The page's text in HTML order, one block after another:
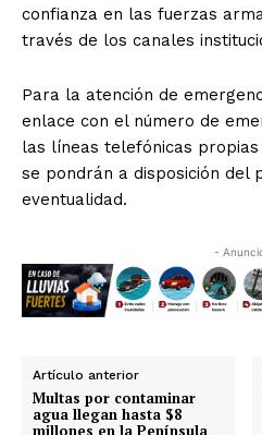
confianza en las fuerzas
través de los canales
Para la atención de
enlace con el número de
las líneas telefónicas
se pondrán a disposición del
eventualidad.
-
Artículo anterior
Multas por contaminar
agua llegan hasta $8
millones en la Península